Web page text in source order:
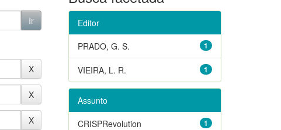
Editor
1
PRADO, G. S.
1
VIEIRA, L. R.
Assunto
1
CRISPRevolution